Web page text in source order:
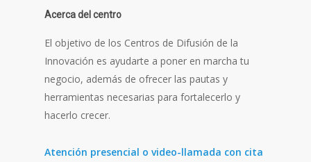
Acerca del centro
El objetivo de los Centros de Difusión de la
Innovación es ayudarte a poner en marcha tu
negocio, además de ofrecer las pautas y
herramientas necesarias para fortalecerlo y
hacerlo crecer.
Atención presencial o video-llamada con cita